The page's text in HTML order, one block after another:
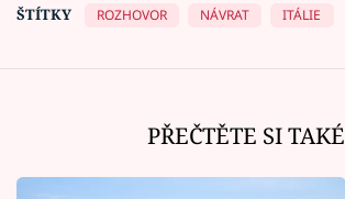
ŠTÍTKY ROZHOVOR NÁVRAT ITÁLIE
PŘEČTĚTE SI TAKÉ